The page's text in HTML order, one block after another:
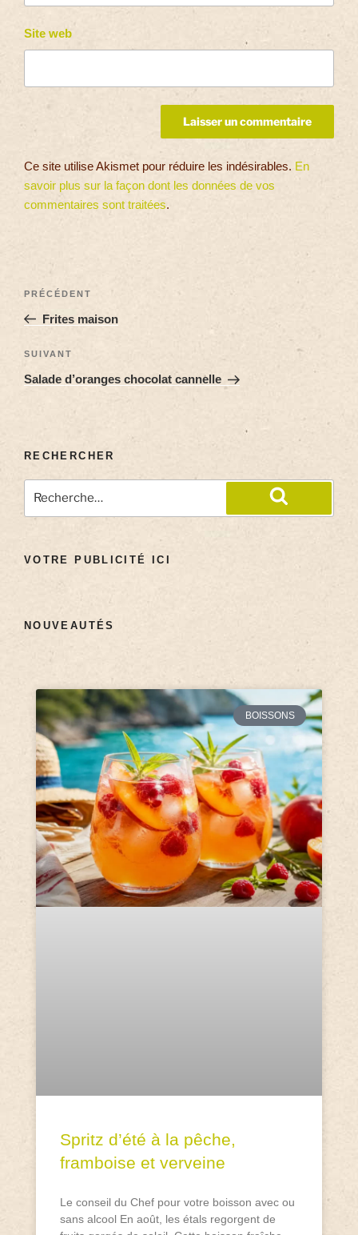
Site web
Ce site utilise Akismet pour réduire les indésirables. En
savoir plus sur la façon dont les données de vos
commentaires sont traitées.
PRÉCÉDENT
Frites maison
SUIVANT
Salade d’oranges chocolat cannelle
RECHERCHER
VOTRE PUBLICITÉ ICI
NOUVEAUTÉS
BOISSONS
Spritz d’été à la pêche,
framboise et verveine
Le conseil du Chef pour votre boisson avec ou
sans alcool En août, les étals regorgent de